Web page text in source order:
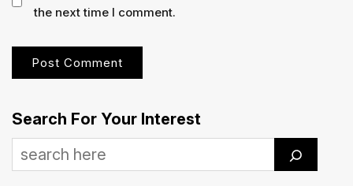
the next time I comment.
Search For Your Interest